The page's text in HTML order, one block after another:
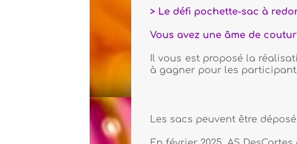
> Le défi pochette-sac à redon (pour les
Vous avez une âme de couturier-ière et
Il vous est proposé la réalisation de sac
à gagner pour les participant.es !
>
Les sacs peuvent être déposés à l'accueil de